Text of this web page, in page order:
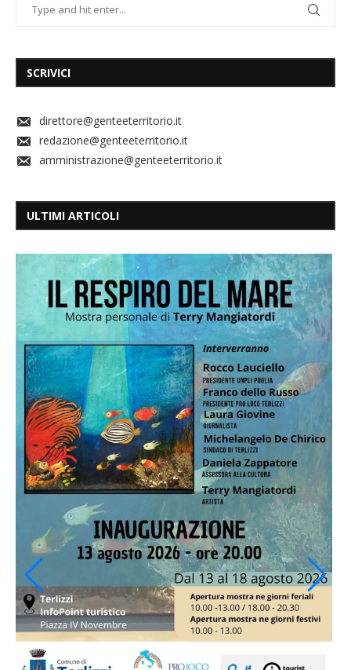
SCRIVICI
direttore@genteeterritorio.it
redazione@genteeterritorio.it
amministrazione@genteeterritorio.it
ULTIMI ARTICOLI